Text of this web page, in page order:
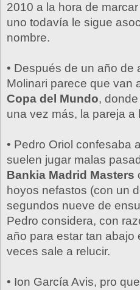
2010 a la hora de
uno todavía le sigue
nombre.
• Después de un año de
Molinari parece que van
Copa del Mundo,
una vez más, la pareja a
• Pedro Oriol confesaba
suelen jugar malas
Bankia Madrid Masters
hoyos nefastos (con un
segundos nueve de
Pedro considera, con
año para estar tan abajo
veces sale a relucir.
• Ion García Avis, pro